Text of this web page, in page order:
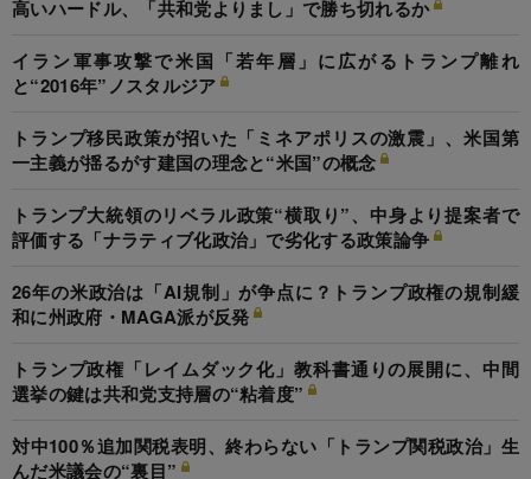
高いハードル、「共和党よりまし」で勝ち切れるか
イラン軍事攻撃で米国「若年層」に広がるトランプ離れ
と“2016年”ノスタルジア
トランプ移民政策が招いた「ミネアポリスの激震」、米国第
一主義が揺るがす建国の理念と“米国”の概念
トランプ大統領のリベラル政策“横取り”、中身より提案者で
評価する「ナラティブ化政治」で劣化する政策論争
26年の米政治は「AI規制」が争点に？トランプ政権の規制緩
和に州政府・MAGA派が反発
トランプ政権「レイムダック化」教科書通りの展開に、中間
選挙の鍵は共和党支持層の“粘着度”
対中100％追加関税表明、終わらない「トランプ関税政治」生
んだ米議会の“裏目”